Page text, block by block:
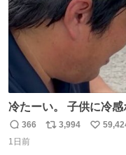
冷たーい。 子供に冷
ぎで喜んでくれました
た山口県の恩師に感謝。
返
信
366
リ
3,994
い
1日前